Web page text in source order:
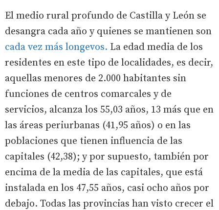
El medio rural profundo de Castilla y León se
desangra cada año y quienes se mantienen son
cada vez más longevos. La edad media de los
residentes en este tipo de localidades, es decir,
aquellas menores de 2.000 habitantes sin
funciones de centros comarcales y de
servicios, alcanza los 55,03 años, 13 más que en
las áreas periurbanas (41,95 años) o en las
poblaciones que tienen influencia de las
capitales (42,38); y por supuesto, también por
encima de la media de las capitales, que está
instalada en los 47,55 años, casi ocho años por
debajo. Todas las provincias han visto crecer el